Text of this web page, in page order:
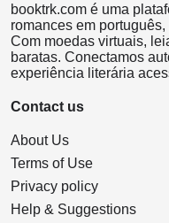
booktrk.com é uma
romances em
Com moedas virtuais,
baratas. Conectamos
experiência literária
Contact us
About Us
Terms of Use
Privacy policy
Help & Suggestions